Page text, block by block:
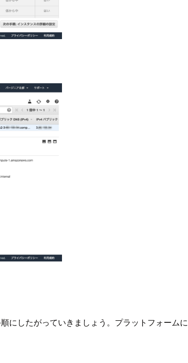
したがっていきましょう。プラットフォームに